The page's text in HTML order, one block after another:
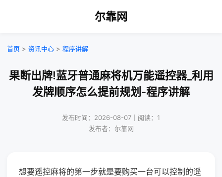
尔靠网
首页 > 资讯中心 > 程序讲解
果断出牌!蓝牙普通麻将机万能遥控器_利用
发牌顺序怎么提前规划-程序讲解
发布时间：2026-08-07｜阅读：1
发布者：尔靠网
想要遥控麻将的第一步就是要购买一台可以控制的遥